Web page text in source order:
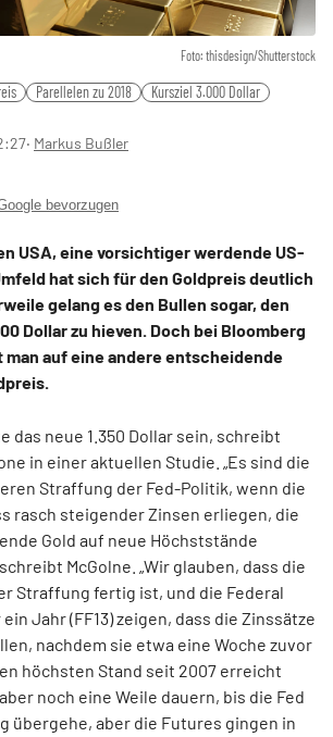
Foto: thisdesign/Shutterstock
Parellelen zu 2018 Kursziel 3.000 Dollar
‧ Markus Bußler
bevorzugen
USA, eine vorsichtiger werdende US-
hat sich für den Goldpreis deutlich
gelang es den Bullen sogar, den
Dollar zu hieven. Doch bei Bloomberg
auf eine andere entscheidende
das neue 1.350 Dollar sein, schreibt
in einer aktuellen Studie. „Es sind die
Straffung der Fed-Politik, wenn die
rasch steigender Zinsen erliegen, die
Gold auf neue Höchststände
McGolne. „Wir glauben, dass die
Straffung fertig ist, und die Federal
Jahr (FF13) zeigen, dass die Zinssätze
nachdem sie etwa eine Woche zuvor
höchsten Stand seit 2007 erreicht
noch eine Weile dauern, bis die Fed
übergehe, aber die Futures gingen in